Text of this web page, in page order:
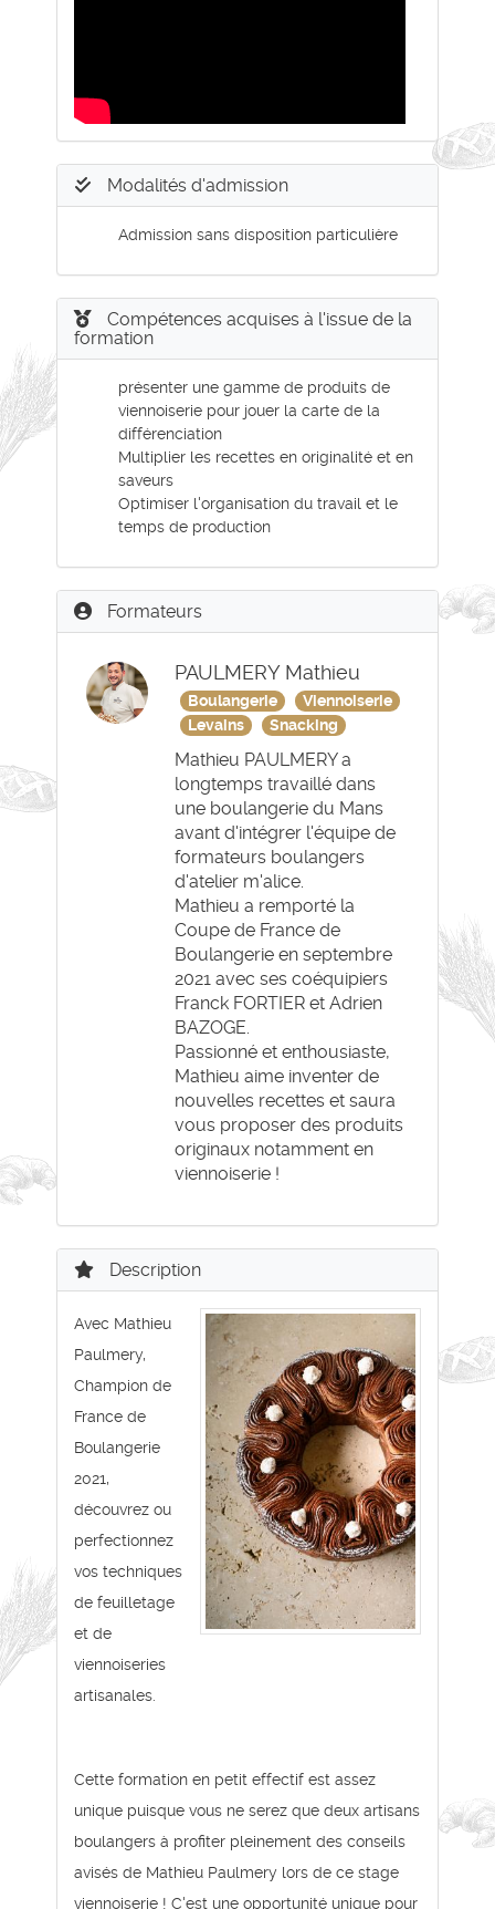
Modalités d'admission
Admission sans disposition particulière
Compétences acquises à l'issue de la
formation
présenter une gamme de produits de
viennoiserie pour jouer la carte de la
différenciation
Multiplier les recettes en originalité et en
saveurs
Optimiser l'organisation du travail et le
temps de production
Formateurs
PAULMERY Mathieu
Boulangerie
Viennoiserie
Levains
Snacking
Mathieu PAULMERY a
longtemps travaillé dans
une boulangerie du Mans
avant d'intégrer l'équipe de
formateurs boulangers
d'atelier m'alice.
Mathieu a remporté la
Coupe de France de
Boulangerie en septembre
2021 avec ses coéquipiers
Franck FORTIER et Adrien
BAZOGE.
Passionné et enthousiaste,
Mathieu aime inventer de
nouvelles recettes et saura
vous proposer des produits
originaux notamment en
viennoiserie !
Description
Avec Mathieu
Paulmery,
Champion de
France de
Boulangerie
2021,
découvrez ou
perfectionnez
vos techniques
de feuilletage
et de
viennoiseries
artisanales.
Cette formation en petit effectif est assez
unique puisque vous ne serez que deux artisans
boulangers à profiter pleinement des conseils
avisés de Mathieu Paulmery lors de ce stage
viennoiserie ! C'est une opportunité unique pour